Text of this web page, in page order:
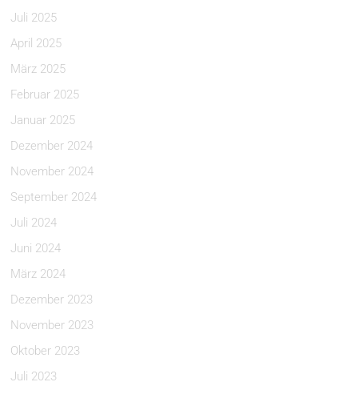
Juli 2025
April 2025
März 2025
Februar 2025
Januar 2025
Dezember 2024
November 2024
September 2024
Juli 2024
Juni 2024
März 2024
Dezember 2023
November 2023
Oktober 2023
Juli 2023